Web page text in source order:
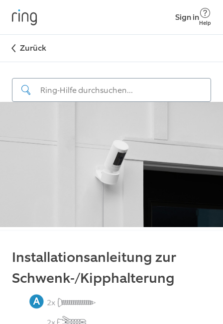
Sign in
Help
Zurück
Installationsanleitung zur
Schwenk-/Kipphalterung